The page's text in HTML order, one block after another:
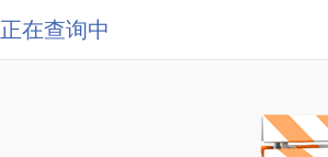
正在查询中